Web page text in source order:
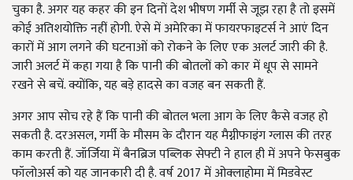
चुका है. अगर यह कहर की इन दिनों देश भीषण गर्मी से जूझ रहा है तो इसमें
कोई अतिशयोक्ति नहीं होगी. ऐसे में अमेरिका में फायरफाइटर्स ने आएं दिन
कारों में आग लगने की घटनाओं को रोकने के लिए एक अलर्ट जारी की है.
जारी अलर्ट में कहा गया है कि पानी की बोतलों को कार में धूप से सामने
रखने से बचें. क्योंकि, यह बड़े हादसे का वजह बन सकती हैं.
अगर आप सोच रहे हैं कि पानी की बोतल भला आग के लिए कैसे वजह हो
सकती है. दरअसल, गर्मी के मौसम के दौरान यह मैग्नीफाइंग ग्लास की तरह
काम करती हैं. जॉर्जिया में बैनब्रिज पब्लिक सेफ्टी ने हाल ही में अपने फेसबुक
फॉलोअर्स को यह जानकारी दी है. वर्ष 2017 में ओक्लाहोमा में मिडवेस्ट